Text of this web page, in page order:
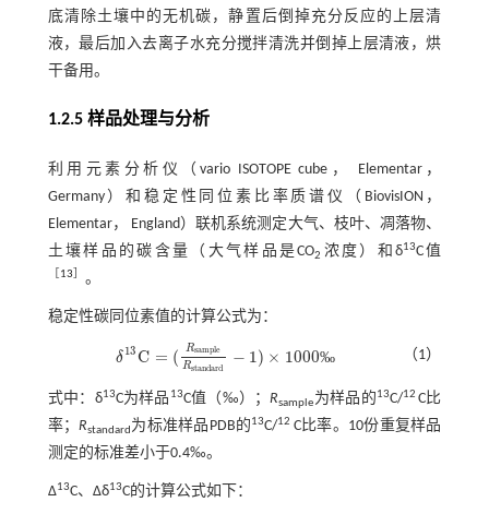
底清除土壤中的无机碳，静置后倒掉充分反应的上层清
液，最后加入去离子水充分搅拌清洗并倒掉上层清液，烘
干备用。
1.2.5 样品处理与分析
利用元素分析仪（vario ISOTOPE cube， Elementar，
Germany）和稳定性同位素比率质谱仪（BiovisION，
Elementar， England）联机系统测定大气、枝叶、凋落物、
土壤样品的碳含量（大气样品是CO2 浓度）和δ13C值
13 。
稳定性碳同位素值的计算公式为：
δ13C = ( Rsample
Rstandard
− 1) × 1000‰
δ13C= (R a mpleRst an dar d- 1)×1000‰ （1）
式中：δ13C为样品 13C值（‰）；Rsample为样品的13C/12C比
率； Rstandard为标准样品PDB的13C/12 C比率。10份重复样品
测定的标准差小于0.4‰。
∆13C、∆δ13C的计算公式如下：